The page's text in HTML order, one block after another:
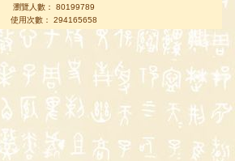
瀏覽人數： 80199789
使用次數： 294165658